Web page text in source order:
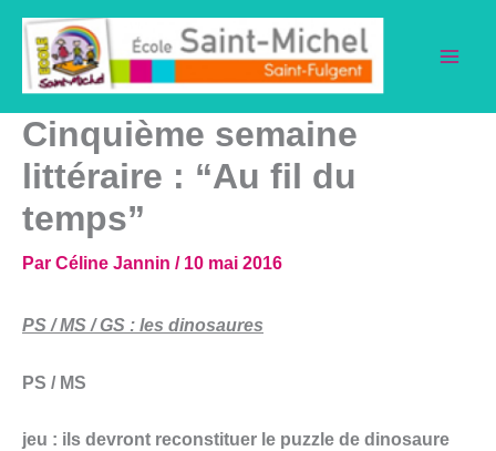
contenu
Cinquième semaine
littéraire : “Au fil du
temps”
Par Céline Jannin / 10 mai 2016
PS / MS / GS : les dinosaures
PS / MS
jeu : ils devront reconstituer le puzzle de dinosaure